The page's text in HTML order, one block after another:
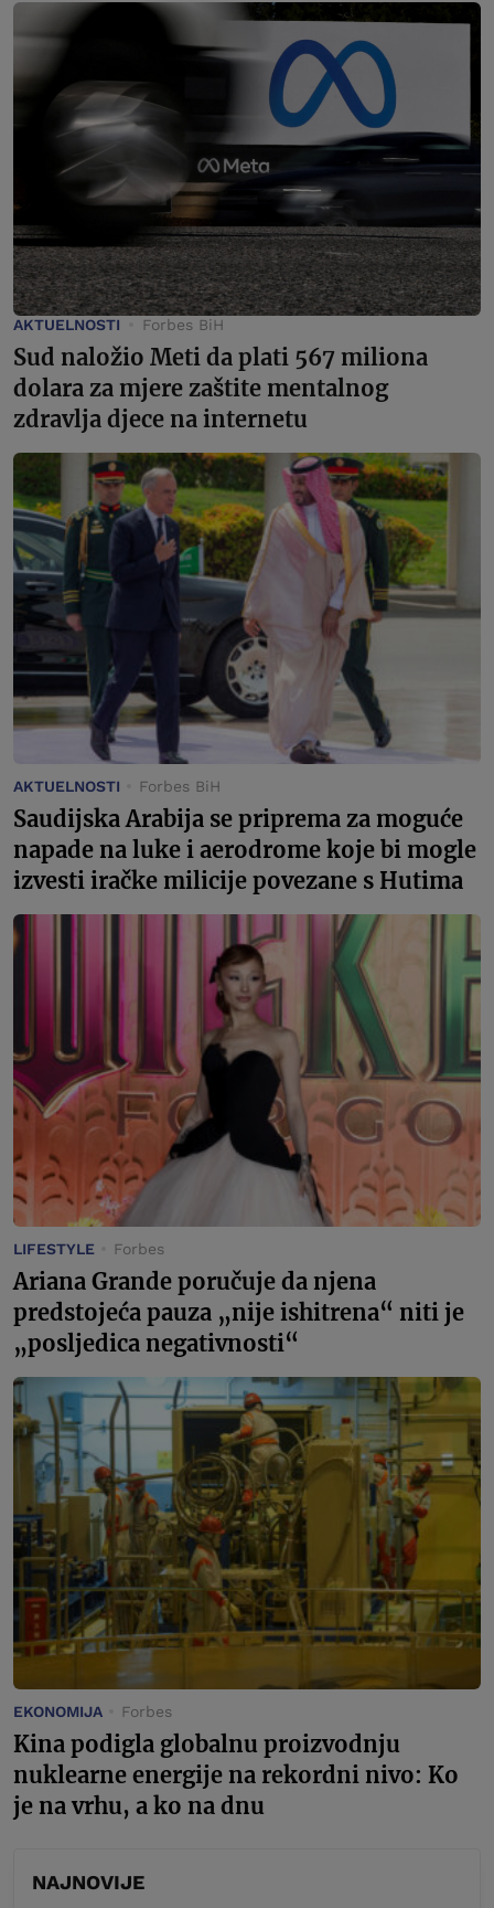
AKTUELNOSTI Forbes BiH
Sud naložio Meti da plati 567 miliona
dolara za mjere zaštite mentalnog
zdravlja djece na internetu
AKTUELNOSTI Forbes BiH
Saudijska Arabija se priprema za moguće
napade na luke i aerodrome koje bi mogle
izvesti iračke milicije povezane s Hutima
LIFESTYLE Forbes
Ariana Grande poručuje da njena
predstojeća pauza „nije ishitrena“ niti je
„posljedica negativnosti“
EKONOMIJA Forbes
Kina podigla globalnu proizvodnju
nuklearne energije na rekordni nivo: Ko
je na vrhu, a ko na dnu
NAJNOVIJE